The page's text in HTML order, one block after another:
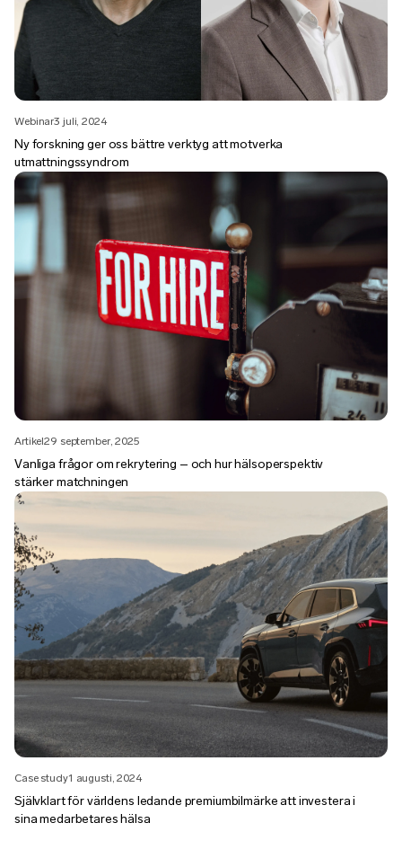
Webinar3 juli, 2024
Ny forskning ger oss bättre verktyg att motverka
utmattningssyndrom
Artikel29 september, 2025
Vanliga frågor om rekrytering – och hur hälsoperspektiv
stärker matchningen
Case study1 augusti, 2024
Självklart för världens ledande premiumbilmärke att investera i
sina medarbetares hälsa